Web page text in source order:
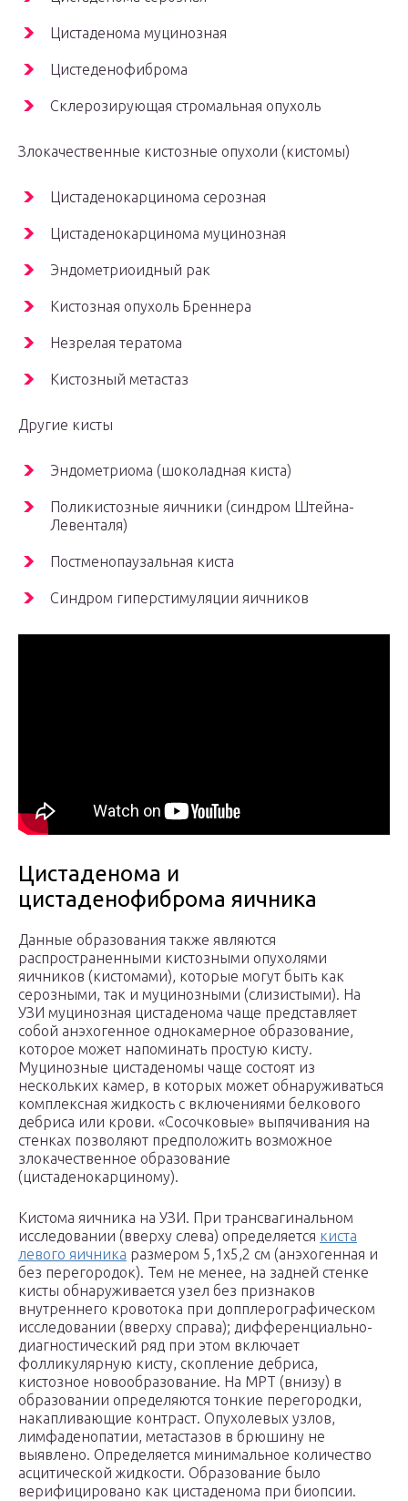
Цистаденома муцинозная
Цистеденофиброма
Склерозирующая стромальная опухоль
Злокачественные кистозные опухоли (кистомы)
Цистаденокарцинома серозная
Цистаденокарцинома муцинозная
Эндометриоидный рак
Кистозная опухоль Бреннера
Незрелая тератома
Кистозный метастаз
Другие кисты
Эндометриома (шоколадная киста)
Поликистозные яичники (синдром Штейна-
Левенталя)
Постменопаузальная киста
Синдром гиперстимуляции яичников
Цистаденома и
цистаденофиброма яичника
Данные образования также являются
распространенными кистозными опухолями
яичников (кистомами), которые могут быть как
серозными, так и муцинозными (слизистыми). На
УЗИ муцинозная цистаденома чаще представляет
собой анэхогенное однокамерное образование,
которое может напоминать простую кисту.
Муцинозные цистаденомы чаще состоят из
нескольких камер, в которых может обнаруживаться
комплексная жидкость с включениями белкового
дебриса или крови. «Сосочковые» выпячивания на
стенках позволяют предположить возможное
злокачественное образование
(цистаденокарциному).
Кистома яичника на УЗИ. При трансвагинальном
исследовании (вверху слева) определяется киста
левого яичника размером 5,1х5,2 см (анэхогенная и
без перегородок). Тем не менее, на задней стенке
кисты обнаруживается узел без признаков
внутреннего кровотока при допплерографическом
исследовании (вверху справа); дифференциально-
диагностический ряд при этом включает
фолликулярную кисту, скопление дебриса,
кистозное новообразование. На МРТ (внизу) в
образовании определяются тонкие перегородки,
накапливающие контраст. Опухолевых узлов,
лимфаденопатии, метастазов в брюшину не
выявлено. Определяется минимальное количество
асцитической жидкости. Образование было
верифицировано как цистаденома при биопсии.